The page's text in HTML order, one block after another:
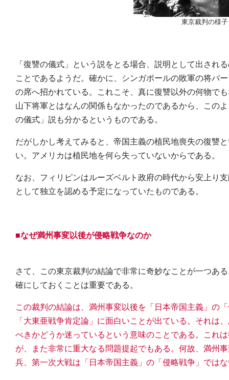
東京裁判の様子
「復讐の儀式」という説をとる場合、説明として出され
ことであるようだ。確かに、シンガポールの敗軍の将パ
の席へ招かれている。これこそ、真に復讐以外の何物で
山下将軍とはなんの関係もなかったのであるから、この
の儀式」説も分かるというものである。
だがしかし考えてみると、帝国主義の植民地喪失の復讐
い。アメリカは植民地を何ら失っていないからである。
なお、フィリピンはルーズベルト政府の時代から安上り
として独立を認める予定になっていたものである。
■なぜ満州事変以後が侵略戦争なのか
さて、この東京裁判の結論で非常に奇妙なことが一つあ
確にしておくことは重要である。
この裁判の結論は、満州事変以後を「日本帝国主義」の
「大東亜戦争肯定論」に面白いことが出ている。それは
べきかどうか迷っているという意味のことである。これ
が、また非常に重大なる問題提起でもある。何故、満州
兵、第一次大戦は「日本帝国主義」の「侵略戦争」では